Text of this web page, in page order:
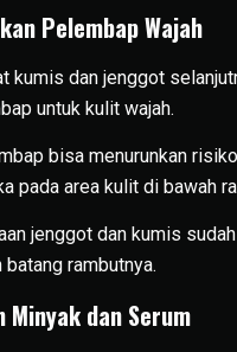
Pelembap Wajah
kumis dan jenggot
untuk kulit wajah.
bisa menurunkan
pada area kulit di bawah
jenggot dan kumis
rambutnya.
Minyak dan Serum